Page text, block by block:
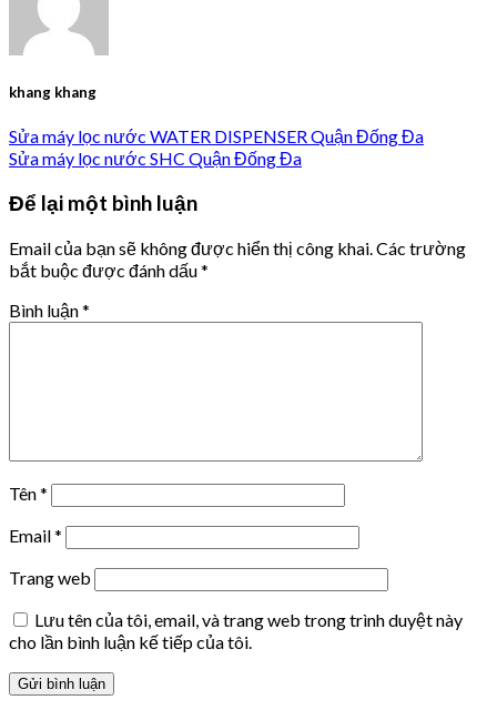
khang khang
Sửa máy lọc nước WATER DISPENSER Quận Đống Đa
Sửa máy lọc nước SHC Quận Đống Đa
Để lại một bình luận
Email của bạn sẽ không được hiển thị công khai. Các trường
bắt buộc được đánh dấu*
Bình luận*
Tên*
Email*
Trang web
Lưu tên của tôi, email, và trang web trong trình duyệt này
cho lần bình luận kế tiếp của tôi.